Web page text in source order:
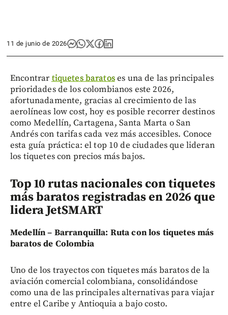
11 de junio de 2026
Encontrar tiquetes baratoses una de las principales
prioridades de los colombianos este 2026,
afortunadamente, gracias al crecimiento de las
aerolíneas low cost, hoy es posible recorrer destinos
como Medellín, Cartagena, Santa Marta o San
Andrés con tarifas cada vez más accesibles. Conoce
esta guía práctica: el top 10 de ciudades que lideran
los tiquetes con precios más bajos.
Top 10 rutas nacionales con tiquetes
más baratos registradas en 2026 que
lidera JetSMART
Medellín – Barranquilla: Ruta con los tiquetes más
baratos de Colombia
Uno de los trayectos con tiquetes más baratos de la
aviación comercial colombiana, consolidándose
como una de las principales alternativas para viajar
entre el Caribe y Antioquia a bajo costo.